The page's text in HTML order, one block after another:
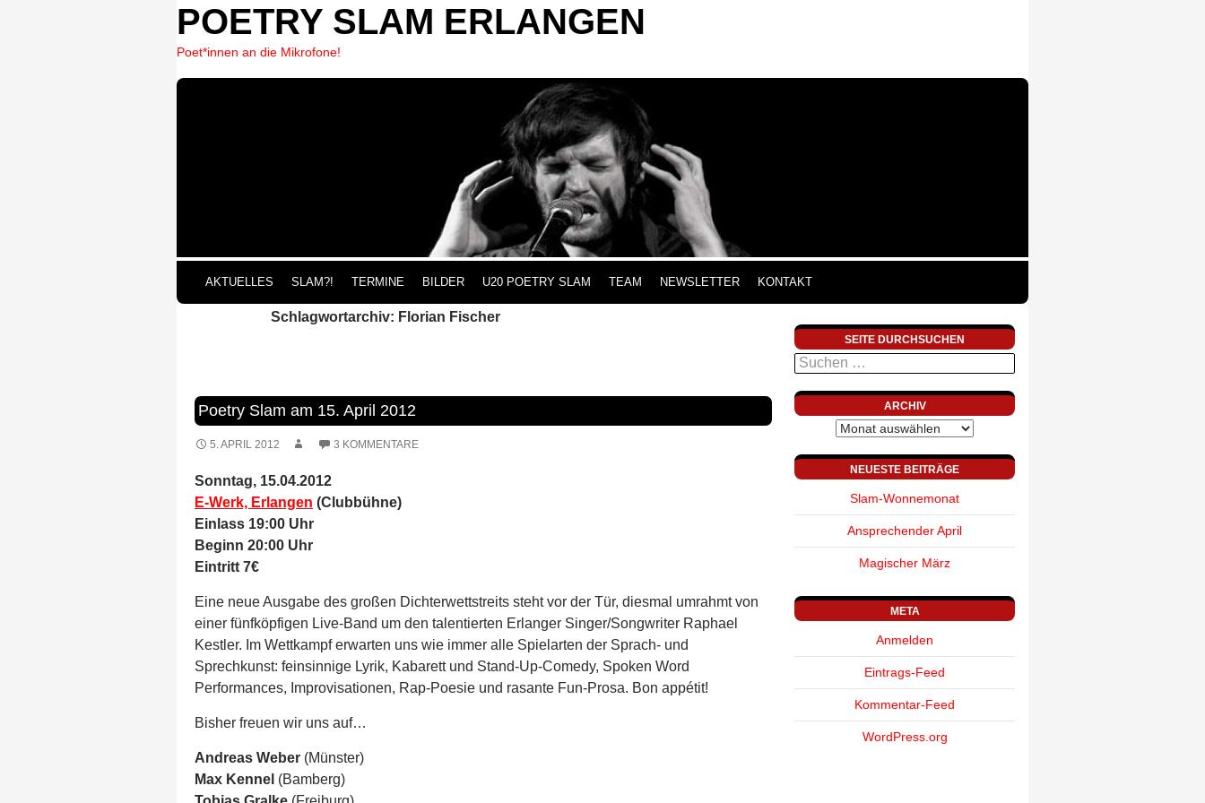
POETRY SLAM ERLANGEN
Poet*innen an die Mikrofone!
AKTUELLES
SLAM?! TERMINE BILDER U20 POETRY SLAM TEAM NEWSLETTER KONTAKT
Schlagwortarchiv: Florian Fischer
Poetry Slam am 15. April 2012
5. APRIL 2012 3 KOMMENTARE
Sonntag, 15.04.2012
E-Werk, Erlangen (Clubbühne)
Einlass 19:00 Uhr
Beginn 20:00 Uhr
Eintritt 7€
Eine neue Ausgabe des großen Dichterwettstreits steht vor der Tür, diesmal umrahmt von
einer fünfköpfigen Live-Band um den talentierten Erlanger Singer/Songwriter Raphael
Kestler. Im Wettkampf erwarten uns wie immer alle Spielarten der Sprach- und
Sprechkunst: feinsinnige Lyrik, Kabarett und Stand-Up-Comedy, Spoken Word
Performances, Improvisationen, Rap-Poesie und rasante Fun-Prosa. Bon appétit!
Bisher freuen wir uns auf…
Andreas Weber (Münster)
Max Kennel (Bamberg)
SEITE DURCHSUCHEN
Suchen
nach:
ARCHIV
Archiv
NEUESTE BEITRÄGE
Slam-Wonnemonat
Ansprechender April
Magischer März
META
Anmelden
Eintrags-Feed
Kommentar-Feed
WordPress.org